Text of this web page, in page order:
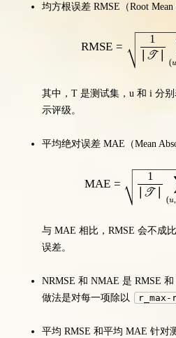
均方根误差 RMSE（Root Mean
RMSE =
T
1
(u
其中，T 是测试集，u 和 i 分
示评级。
平均绝对误差 MAE（Mean
MAE =
T
1
(u,
与 MAE 相比，RMSE 会不成
误差。
NRMSE 和 NMAE 是 RMSE
做法是对每一项除以
r_max-
平均 RMSE 和平均 MAE 针对